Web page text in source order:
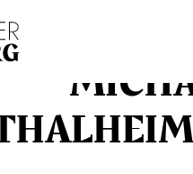
springen